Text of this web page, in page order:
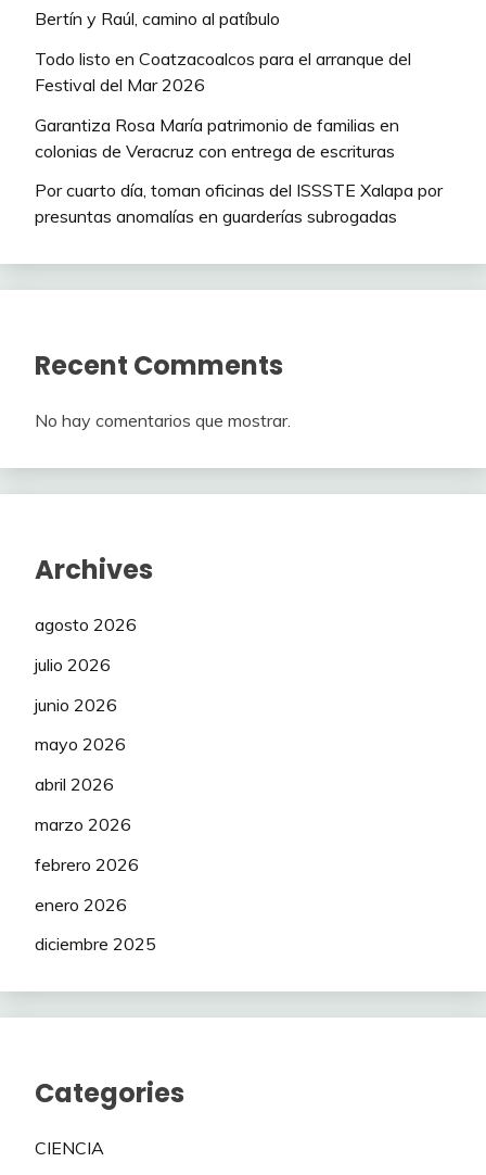
Bertín y Raúl, camino al patíbulo
Todo listo en Coatzacoalcos para el arranque del
Festival del Mar 2026
Garantiza Rosa María patrimonio de familias en
colonias de Veracruz con entrega de escrituras
Por cuarto día, toman oficinas del ISSSTE Xalapa por
presuntas anomalías en guarderías subrogadas
Recent Comments
No hay comentarios que mostrar.
Archives
agosto 2026
julio 2026
junio 2026
mayo 2026
abril 2026
marzo 2026
febrero 2026
enero 2026
diciembre 2025
Categories
CIENCIA